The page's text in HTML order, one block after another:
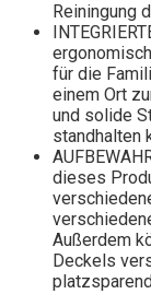
Reiningung
für die
einem Ort
und solide
standhalten
dieses
Außerdem
Deckels